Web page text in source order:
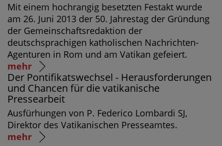
Mit einem hochrangig besetzten Festakt wurde
am 26. Juni 2013 der 50. Jahrestag der Gründung
der Gemeinschaftsredaktion der
deutschsprachigen katholischen Nachrichten-
Agenturen in Rom und am Vatikan gefeiert.
mehr
Der Pontifikatswechsel - Herausforderungen
und Chancen für die vatikanische
Pressearbeit
Ausfürhungen von P. Federico Lombardi SJ,
Direktor des Vatikanischen Presseamtes.
mehr